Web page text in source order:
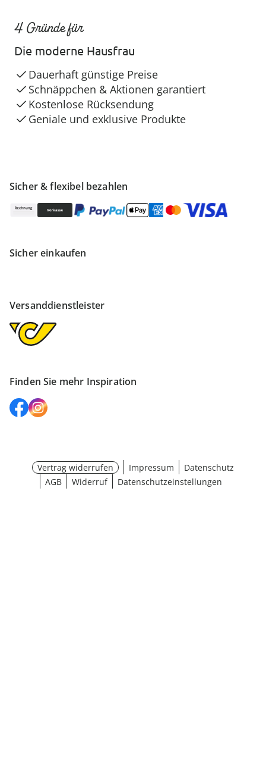
Sicher & flexibel bezahlen
Sicher einkaufen
Versanddienstleister
Finden Sie mehr Inspiration
4 Gründe für
Die moderne Hausfrau
Dauerhaft günstige Preise
Schnäppchen & Aktionen garantiert
Kostenlose Rücksendung
Geniale und exklusive Produkte
Vertrag widerrufen Impressum
Datenschutz
AGB
Widerruf Datenschutzeinstellungen